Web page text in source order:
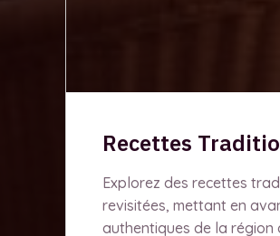
Recettes
Explorez des recettes
revisitées, mettant en
authentiques de la région